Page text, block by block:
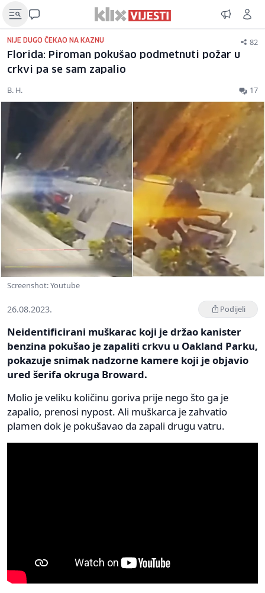
NIJE DUGO ČEKAO NA KAZNU 82
Florida: Piroman pokušao podmetnuti požar u
crkvi pa se sam zapalio
B. H. 17
Screenshot: Youtube
26.08.2023. Podijeli
Neidentificirani muškarac koji je držao kanister
benzina pokušao je zapaliti crkvu u Oakland Parku,
pokazuje snimak nadzorne kamere koji je objavio
ured šerifa okruga Broward.
Molio je veliku količinu goriva prije nego što ga je
zapalio, prenosi nypost. Ali muškarca je zahvatio
plamen dok je pokušavao da zapali drugu vatru.